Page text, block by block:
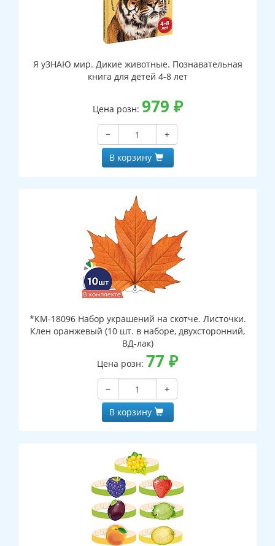
Я уЗНАЮ мир. Дикие животные. Познавательная
книга для детей 4-8 лет
Цена розн: 979 ₽
−
+
В корзину
*КМ-18096 Набор украшений на скотче. Листочки.
Клен оранжевый (10 шт. в наборе, двухсторонний,
ВД-лак)
Цена розн: 77 ₽
−
+
В корзину